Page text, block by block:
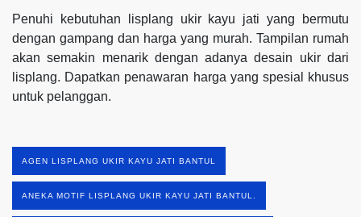
Penuhi kebutuhan lisplang ukir kayu jati yang bermutu
dengan gampang dan harga yang murah. Tampilan rumah
akan semakin menarik dengan adanya desain ukir dari
lisplang. Dapatkan penawaran harga yang spesial khusus
untuk pelanggan.
AGEN LISPLANG UKIR KAYU JATI BANTUL
ANEKA MOTIF LISPLANG UKIR KAYU JATI BANTUL.